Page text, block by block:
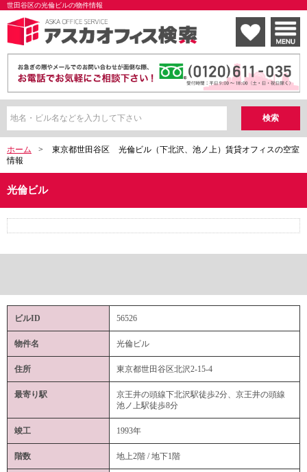
世田谷区の光倫ビルの物件情報
ホーム > 東京都世田谷区
光倫ビル（下北沢、池ノ上）賃貸オフィスの空室
情報
光倫ビル
ビルID 56526
物件名 光倫ビル
住所 東京都世田谷区北沢2-15-4
最寄り駅
京王井の頭線下北沢駅徒歩2分、京王井の頭線
池ノ上駅徒歩8分
竣工 1993年
階数 地上2階 / 地下1階